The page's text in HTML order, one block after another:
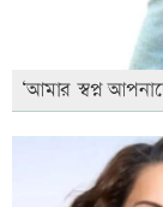
‘আমার স্বপ্ন